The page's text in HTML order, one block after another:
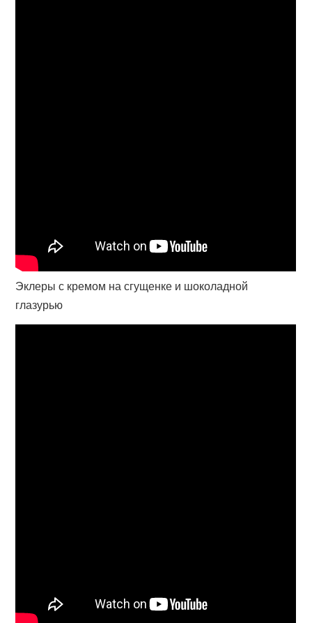
Эклеры с кремом на сгущенке и шоколадной
глазурью